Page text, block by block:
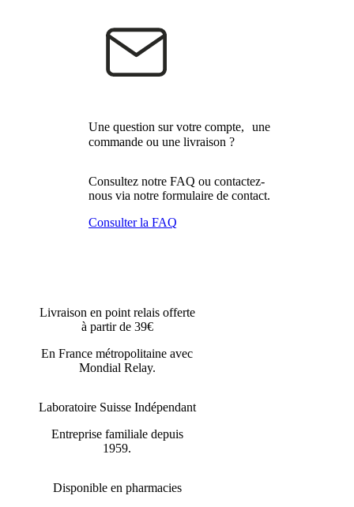
Une question sur votre compte, une
commande ou une livraison ?
Consultez notre FAQ ou contactez-
nous via notre formulaire de contact.
Consulter la FAQ
Livraison en point relais offerte
à partir de 39€
En France métropolitaine avec
Mondial Relay.
Laboratoire Suisse Indépendant
Entreprise familiale depuis
1959.
Disponible en pharmacies